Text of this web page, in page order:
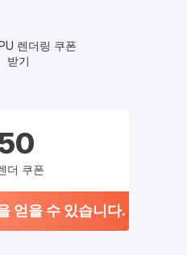
렌더링 쿠폰
받기
더 쿠폰
얻을 수 있습니다.